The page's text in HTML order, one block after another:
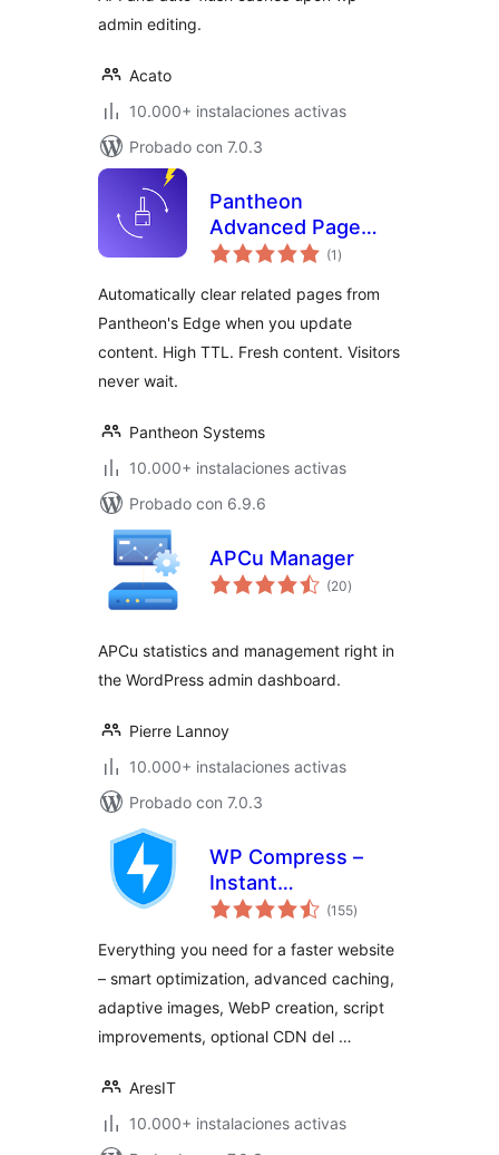
admin editing.
Acato
10.000+ instalaciones activas
Probado con 7.0.3
Pantheon
Advanced Page
Cache
(1 valoraciones
en
)
Automatically clear related pages from
Pantheon's Edge when you update
content. High TTL. Fresh content. Visitors
never wait.
Pantheon Systems
10.000+ instalaciones activas
Probado con 6.9.6
APCu Manager
(20valoraciones
en
)
APCu statistics and management right in
the WordPress admin dashboard.
Pierre Lannoy
10.000+ instalaciones activas
Probado con 7.0.3
WP Compress –
Instant
Performance &
(155valoraciones
en
)
Everything you need for a faster website
– smart optimization, advanced caching,
adaptive images, WebP creation, script
improvements, optional CDN del …
AresIT
10.000+ instalaciones activas